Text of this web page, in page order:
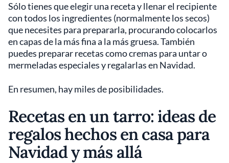
Sólo tienes que elegir una receta y llenar el recipiente
con todos los ingredientes (normalmente los secos)
que necesites para prepararla, procurando colocarlos
en capas de la más fina a la más gruesa. También
puedes preparar recetas como cremas para untar o
mermeladas especiales y regalarlas en Navidad.
En resumen, hay miles de posibilidades.
Recetas en un tarro: ideas de
regalos hechos en casa para
Navidad y más allá